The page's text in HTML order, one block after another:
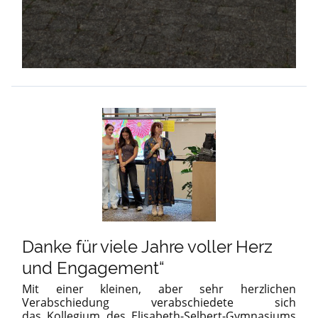
Danke für viele Jahre voller Herz
und Engagement“
Mit einer kleinen, aber sehr herzlichen
Verabschiedung verabschiedete sich